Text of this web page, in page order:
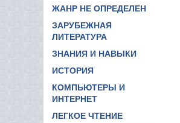
ЖАНР НЕ ОПРЕДЕЛЕН
ЗАРУБЕЖНАЯ
ЛИТЕРАТУРА
ЗНАНИЯ И НАВЫКИ
ИСТОРИЯ
КОМПЬЮТЕРЫ И
ИНТЕРНЕТ
ЛЕГКОЕ ЧТЕНИЕ